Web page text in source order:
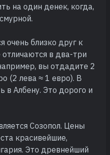
на один денек, когда,
очень близко друг к
в два-три
вы отдадите 2
(2 лева ≈ 1 евро). В
в Албену. Это дорого и
Созопол. Цены
красивейшие,
Это древнейший